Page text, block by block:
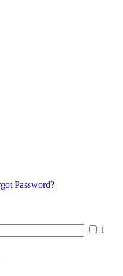
Password?
I